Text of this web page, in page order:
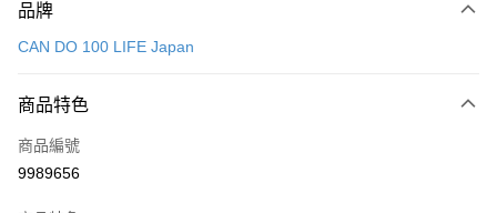
信用卡一次付款
Apple Pay
街口支付
品牌
CAN DO 100 LIFE Japan
商品特色
商品編號
9989656